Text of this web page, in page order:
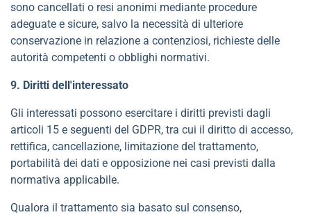
sono cancellati o resi anonimi mediante procedure
adeguate e sicure, salvo la necessità di ulteriore
conservazione in relazione a contenziosi, richieste delle
autorità competenti o obblighi normativi.
9. Diritti dell'interessato
Gli interessati possono esercitare i diritti previsti dagli
articoli 15 e seguenti del GDPR, tra cui il diritto di accesso,
rettifica, cancellazione, limitazione del trattamento,
portabilità dei dati e opposizione nei casi previsti dalla
normativa applicabile.
Qualora il trattamento sia basato sul consenso,